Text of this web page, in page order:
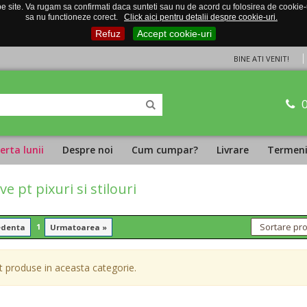
Va rugam sa confirmati daca sunteti sau nu de acord cu folosirea de
sa nu functioneze corect.
Click aici pentru detalii despre cookie-uri.
Refuz Accept cookie-uri
BINE ATI VENIT!
lunii Despre noi Cum cumpar? Livrare
pt pixuri si stilouri
1 Urmatoarea »
produse in aceasta categorie.